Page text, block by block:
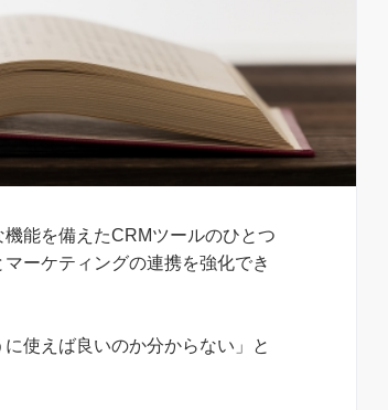
能を備えたCRMツールのひとつ
ーケティングの連携を強化でき
使えば良いのか分からない」と